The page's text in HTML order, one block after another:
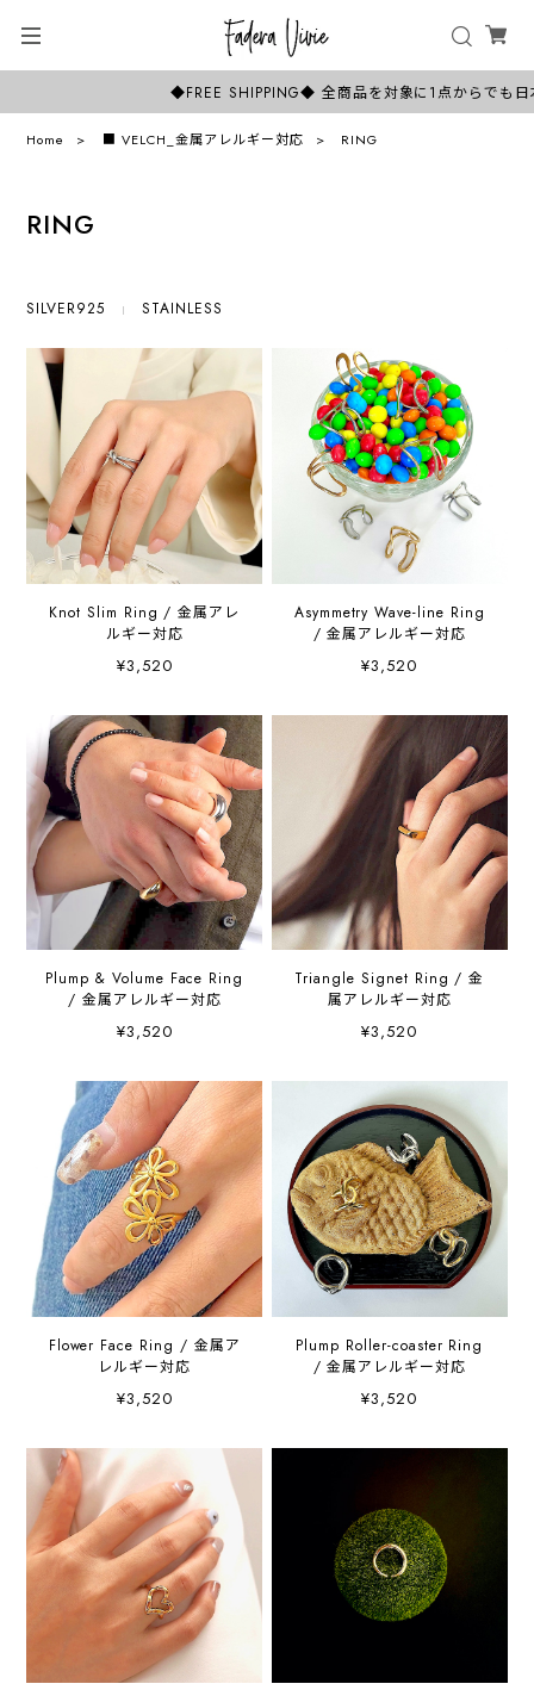
◆FREE SHIPPING◆ 全商品を対象に1点からでも日本
Home ■ VELCH_金属アレルギー対応 RING
RING
SILVER925 STAINLESS
Knot Slim Ring / 金属アレ
ルギー対応
¥3,520
Asymmetry Wave-line Ring
/ 金属アレルギー対応
¥3,520
Plump & Volume Face Ring
/ 金属アレルギー対応
¥3,520
Triangle Signet Ring / 金
属アレルギー対応
¥3,520
Flower Face Ring / 金属ア
レルギー対応
¥3,520
Plump Roller-coaster Ring
/ 金属アレルギー対応
¥3,520